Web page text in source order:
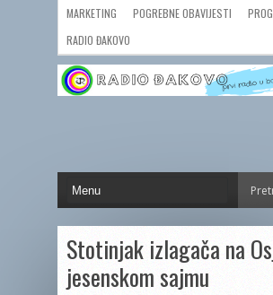
MARKETING POGREBNE OBAVIJESTI
RADIO ĐAKOVO
Stotinjak izlagača na
jesenskom sajmu